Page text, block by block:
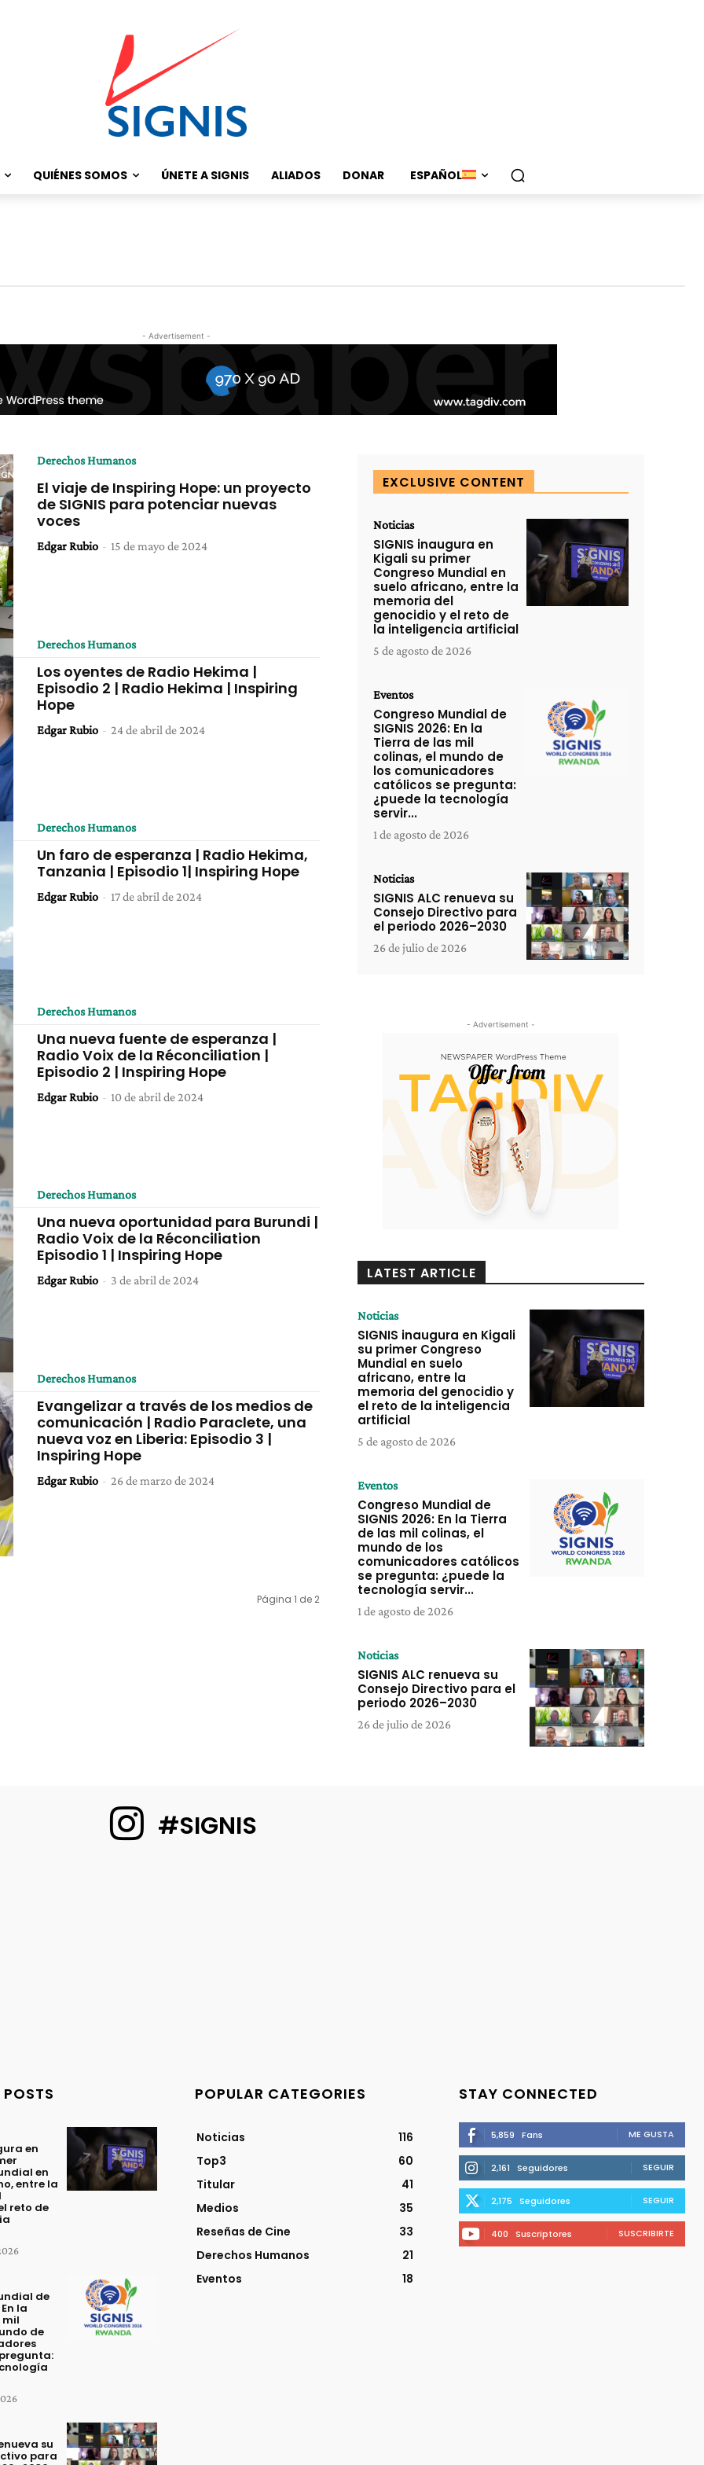
QUIÉNES SOMOS ÚNETE A SIGNIS ALIADOS DONAR ESPAÑOL
- Advertisement -
Derechos Humanos
El viaje de Inspiring Hope: un proyecto
de SIGNIS para potenciar nuevas
voces
Edgar Rubio - 15 de mayo de 2024
Derechos Humanos
Los oyentes de Radio Hekima |
Episodio 2 | Radio Hekima | Inspiring
Hope
Edgar Rubio - 24 de abril de 2024
Derechos Humanos
Un faro de esperanza | Radio Hekima,
Tanzania | Episodio 1| Inspiring Hope
Edgar Rubio - 17 de abril de 2024
Derechos Humanos
Una nueva fuente de esperanza |
Radio Voix de la Réconciliation |
Episodio 2 | Inspiring Hope
Edgar Rubio - 10 de abril de 2024
Derechos Humanos
Una nueva oportunidad para Burundi |
Radio Voix de la Réconciliation
Episodio 1 | Inspiring Hope
Edgar Rubio - 3 de abril de 2024
Derechos Humanos
Evangelizar a través de los medios de
comunicación | Radio Paraclete, una
nueva voz en Liberia: Episodio 3 |
Inspiring Hope
Edgar Rubio - 26 de marzo de 2024
Página 1 de 2
EXCLUSIVE CONTENT
Noticias
SIGNIS inaugura en
Kigali su primer
Congreso Mundial en
suelo africano, entre la
memoria del
genocidio y el reto de
la inteligencia artificial
5 de agosto de 2026
Eventos
Congreso Mundial de
SIGNIS 2026: En la
Tierra de las mil
colinas, el mundo de
los comunicadores
católicos se pregunta:
¿puede la tecnología
servir...
1 de agosto de 2026
Noticias
SIGNIS ALC renueva su
Consejo Directivo para
el periodo 2026–2030
26 de julio de 2026
- Advertisement -
LATEST ARTICLE
Noticias
SIGNIS inaugura en Kigali
su primer Congreso
Mundial en suelo
africano, entre la
memoria del genocidio y
el reto de la inteligencia
artificial
5 de agosto de 2026
Eventos
Congreso Mundial de
SIGNIS 2026: En la Tierra
de las mil colinas, el
mundo de los
comunicadores católicos
se pregunta: ¿puede la
tecnología servir...
1 de agosto de 2026
Noticias
SIGNIS ALC renueva su
Consejo Directivo para el
periodo 2026–2030
26 de julio de 2026
#SIGNIS
en
en
entre la
reto de
de
la
mil
de
su
para
POPULAR CATEGORIES
Noticias
116
Top3
60
Titular
41
Medios
35
Reseñas de Cine
33
Derechos Humanos
21
Eventos
18
STAY CONNECTED
5,859 Fans ME GUSTA
2,161 Seguidores SEGUIR
2,175 Seguidores SEGUIR
400 Suscriptores SUSCRIBIRTE